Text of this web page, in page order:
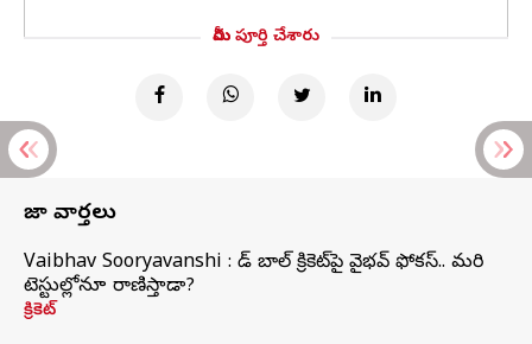
మీరు పూర్తి చేశారు
తాజా వార్తలు
Vaibhav Sooryavanshi : రెడ్ బాల్ క్రికెట్‌పై వైభవ్ ఫోకస్.. మరి
టెస్టుల్లోనూ రాణిస్తాడా?
క్రికెట్